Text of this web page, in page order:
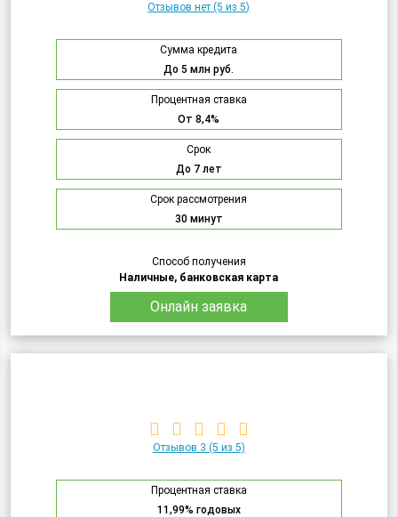
Отзывов нет (5 из 5)
Сумма кредита
До 5 млн руб.
Процентная ставка
От 8,4%
Срок
До 7 лет
Срок рассмотрения
30 минут
Способ получения
Наличные, банковская карта
Онлайн заявка
Отзывов 3 (5 из 5)
Процентная ставка
11,99% годовых